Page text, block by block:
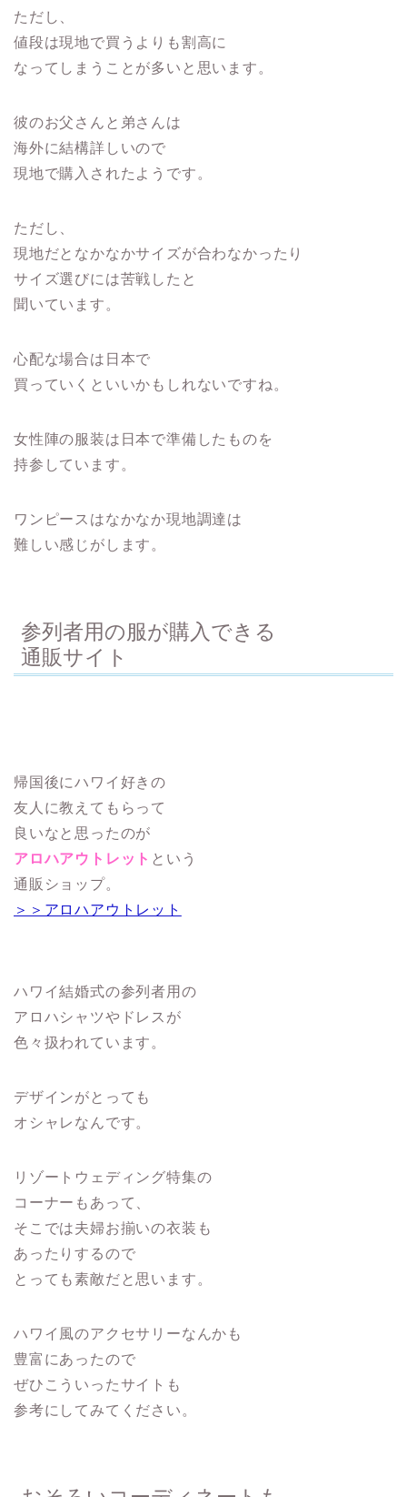
ただし、
値段は現地で買うよりも割高に
なってしまうことが多いと思います。
彼のお父さんと弟さんは
海外に結構詳しいので
現地で購入されたようです。
ただし、
現地だとなかなかサイズが合わなかったり
サイズ選びには苦戦したと
聞いています。
心配な場合は日本で
買っていくといいかもしれないですね。
女性陣の服装は日本で準備したものを
持参しています。
ワンピースはなかなか現地調達は
難しい感じがします。
参列者用の服が購入できる
通販サイト
帰国後にハワイ好きの
友人に教えてもらって
良いなと思ったのが
アロハアウトレット という
通販ショップ。
＞＞アロハアウトレット
ハワイ結婚式の参列者用の
アロハシャツやドレスが
色々扱われています。
デザインがとっても
オシャレなんです。
リゾートウェディング特集の
コーナーもあって、
そこでは夫婦お揃いの衣装も
あったりするので
とっても素敵だと思います。
ハワイ風のアクセサリーなんかも
豊富にあったので
ぜひこういったサイトも
参考にしてみてください。